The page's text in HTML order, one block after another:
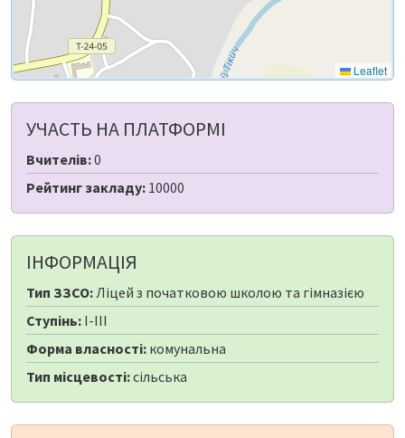
Leaflet
УЧАСТЬ НА ПЛАТФОРМІ
Вчителів:0
Рейтинг закладу: 10000
ІНФОРМАЦІЯ
Тип ЗЗСО:Ліцей з початковою школою та гімназією
Ступінь: I-III
Форма власності: комунальна
Тип місцевості:сільська